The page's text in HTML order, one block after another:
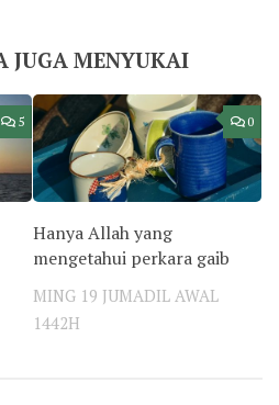
JUGA MENYUKAI
5 0
Hanya Allah yang
mengetahui perkara gaib
MING 19 JUMADIL AWAL
1442H